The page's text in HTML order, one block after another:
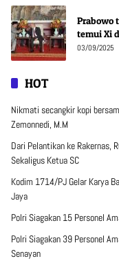
Prabowo
temui Xi
03/09/2025
HOT
Nikmati secangkir kopi
Zemonnedi, M.M
Dari Pelantikan ke Rakernas,
Sekaligus Ketua SC
Kodim 1714/PJ Gelar Karya
Jaya
Polri Siagakan 15 Personel
Polri Siagakan 39 Personel
Senayan